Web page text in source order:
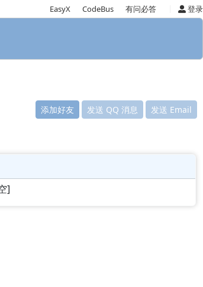
EasyX CodeBus 有问必答 登录
添加好友 发送 QQ 消息 发送 Email
]